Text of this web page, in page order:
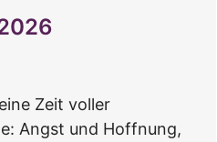
Zeit voller
Angst und Hoffnung,